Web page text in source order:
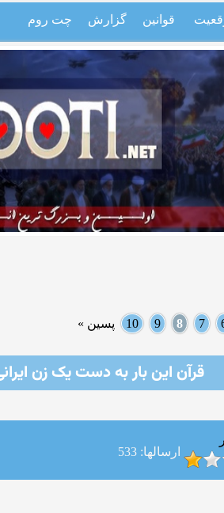
قوانین گزارش چت روم
7
8
9
10 پسین »
قرآن این بار به دست یک زن
ارسالها: 533